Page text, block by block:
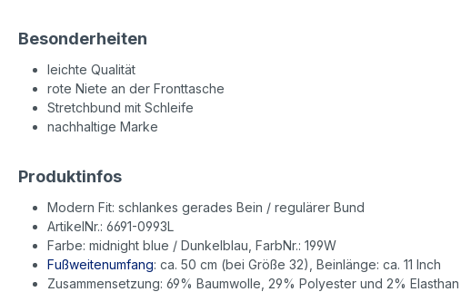
Besonderheiten
leichte Qualität
rote Niete an der Fronttasche
Stretchbund mit Schleife
nachhaltige Marke
Produktinfos
Modern Fit: schlankes gerades Bein / regulärer Bund
ArtikelNr.: 6691-0993L
Farbe: midnight blue / Dunkelblau, FarbNr.: 199W
Fußweitenumfang: ca. 50 cm (bei Größe 32), Beinlänge: ca. 11 Inch
Zusammensetzung: 69% Baumwolle, 29% Polyester und 2% Elasthan